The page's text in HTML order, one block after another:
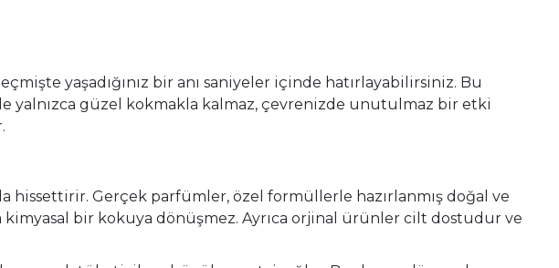
yaşadığınız bir anı saniyeler içinde hatırlayabilirsiniz. Bu
yalnızca güzel kokmakla kalmaz, çevrenizde unutulmaz bir etki
hissettirir. Gerçek parfümler, özel formüllerle hazırlanmış doğal ve
bir kokuya dönüşmez. Ayrıca orjinal ürünler cilt dostudur ve